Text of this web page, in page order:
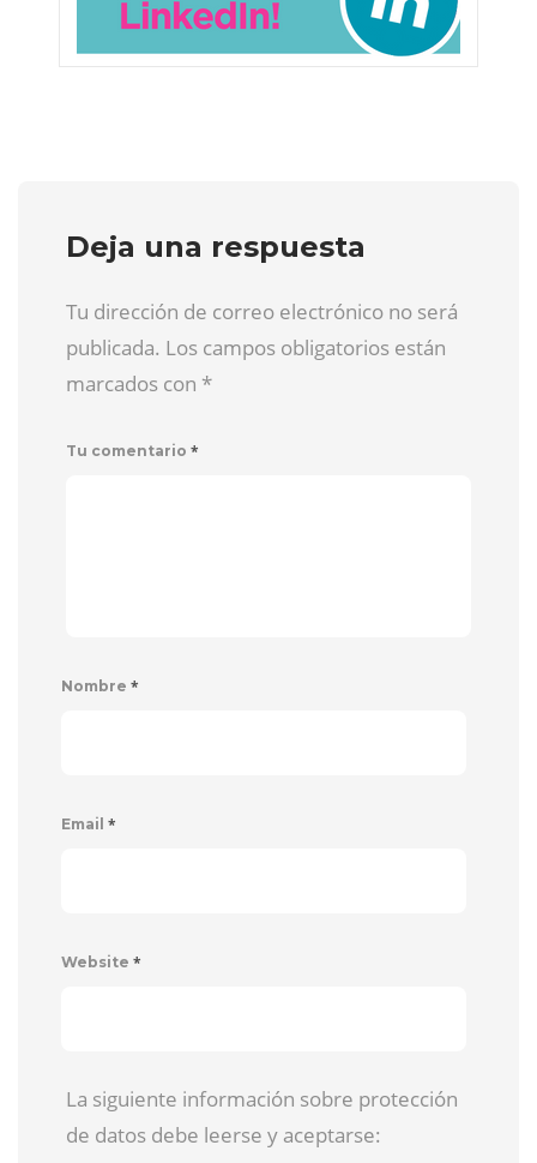
Deja una respuesta
Tu dirección de correo electrónico no será
publicada. Los campos obligatorios están
marcados con *
Tu comentario *
Nombre *
Email *
Website *
La siguiente información sobre protección
de datos debe leerse y aceptarse: